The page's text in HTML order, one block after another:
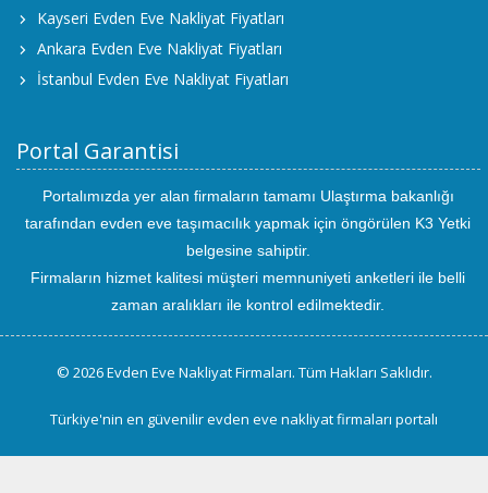
Kayseri Evden Eve Nakliyat Fiyatları
Ankara Evden Eve Nakliyat Fiyatları
İstanbul Evden Eve Nakliyat Fiyatları
Portal Garantisi
Portalımızda yer alan firmaların tamamı Ulaştırma bakanlığı
tarafından evden eve taşımacılık yapmak için öngörülen K3 Yetki
belgesine sahiptir.
Firmaların hizmet kalitesi müşteri memnuniyeti anketleri ile belli
zaman aralıkları ile kontrol edilmektedir.
© 2026 Evden Eve Nakliyat Firmaları. Tüm Hakları Saklıdır.
Türkiye'nin en güvenilir evden eve nakliyat firmaları portalı